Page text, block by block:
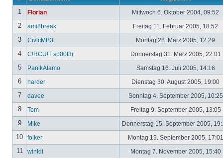
1 Florian Mittwoch 6. Oktober 2004, 09:52
2 ami8break Freitag 11. Februar 2005, 18:52
3 CivicMB3 Montag 28. März 2005, 12:29
4 C!RCU!T sp00f3r Donnerstag 31. März 2005, 22:01
5 PanikAlamo Samstag 16. Juli 2005, 14:16
6 harder Dienstag 30. August 2005, 19:00
7 davee Sonntag 4. September 2005,
8 Tom Freitag 9. September 2005, 13:05
9 Mike Donnerstag 15. September 2005,
10 folker Montag 19. September 2005,
11 wintdi Montag 7. November 2005, 15:40